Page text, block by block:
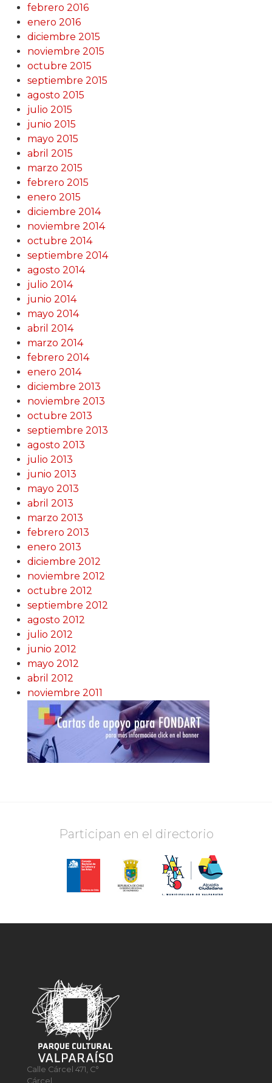
febrero 2016
enero 2016
diciembre 2015
noviembre 2015
octubre 2015
septiembre 2015
agosto 2015
julio 2015
junio 2015
mayo 2015
abril 2015
marzo 2015
febrero 2015
enero 2015
diciembre 2014
noviembre 2014
octubre 2014
septiembre 2014
agosto 2014
julio 2014
junio 2014
mayo 2014
abril 2014
marzo 2014
febrero 2014
enero 2014
diciembre 2013
noviembre 2013
octubre 2013
septiembre 2013
agosto 2013
julio 2013
junio 2013
mayo 2013
abril 2013
marzo 2013
febrero 2013
enero 2013
diciembre 2012
noviembre 2012
octubre 2012
septiembre 2012
agosto 2012
julio 2012
junio 2012
mayo 2012
abril 2012
noviembre 2011
Participan en el directorio
Calle Cárcel 471, C°
Cárcel